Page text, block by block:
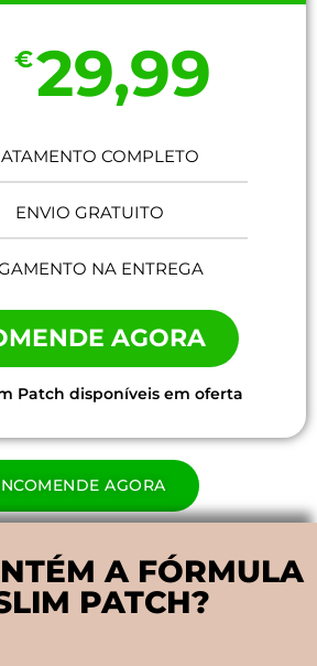
€29,99
COMPLETO
ENVIO GRATUITO
NA ENTREGA
AGORA
Patch disponíveis em oferta
AGORA
A FÓRMULA
PATCH?